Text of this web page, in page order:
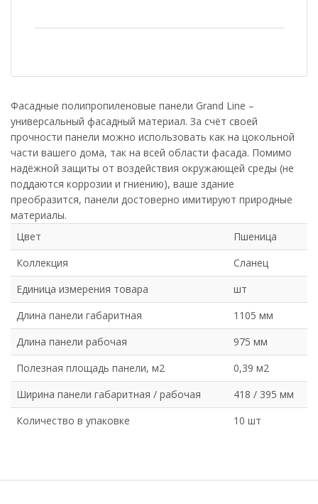
Фасадные полипропиленовые панели Grand Line –
универсальный фасадный материал. За счёт своей
прочности панели можно использовать как на цокольной
части вашего дома, так на всей области фасада. Помимо
надёжной защиты от воздействия окружающей среды (не
поддаются коррозии и гниению), ваше здание
преобразится, панели достоверно имитируют природные
материалы.
Цвет
Пшеница
Коллекция
Сланец
Единица измерения товара
шт
Длина панели габаритная
1105 мм
Длина панели рабочая
975 мм
Полезная площадь панели, м2
0,39 м2
Ширина панели габаритная / рабочая
418 / 395 мм
Количество в упаковке
10 шт